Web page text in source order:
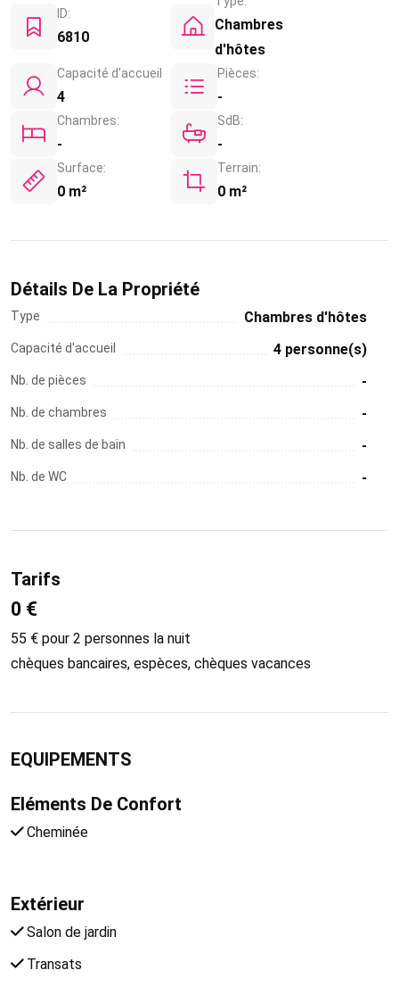
ID:
6810
Chambres
d'hôtes
Capacité d'accueil
4
Pièces:
-
Chambres:
-
SdB:
-
Surface:
0 m²
Terrain:
0 m²
Détails De La Propriété
Type Chambres d'hôtes
Capacité d'accueil 4 personne(s)
Nb. de pièces -
Nb. de chambres -
Nb. de salles de bain -
Nb. de WC -
Tarifs
0 €
55 € pour 2 personnes la nuit
chèques bancaires, espèces, chèques vacances
EQUIPEMENTS
Eléments De Confort
Cheminée
Extérieur
Salon de jardin
Transats